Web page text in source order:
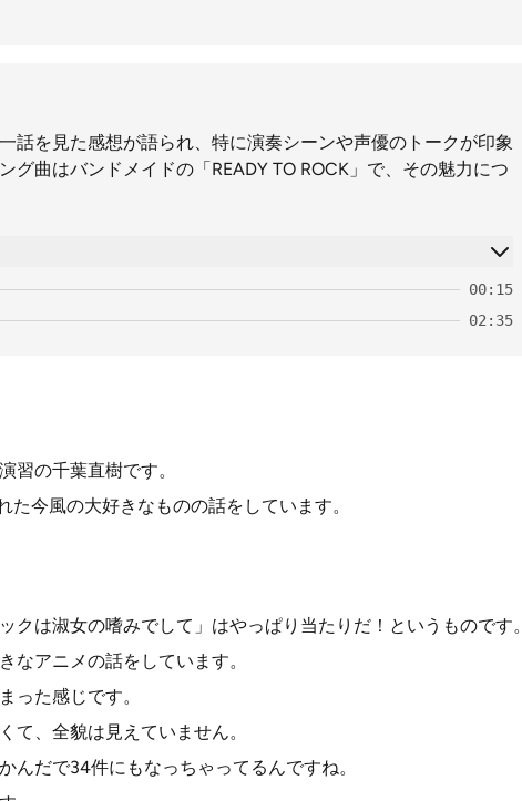
話を見た感想が語られ、特に演奏シーンや声優のトークが印象
グ曲はバンドメイドの「READY TO ROCK」で、その魅力につ
00:15
02:35
習の千葉直樹です。
今風の大好きなものの話をしています。
は淑女の嗜みでして」はやっぱり当たりだ！というものです。
なアニメの話をしています。
った感じです。
て、全貌は見えていません。
んだで34件にもなっちゃってるんですね。